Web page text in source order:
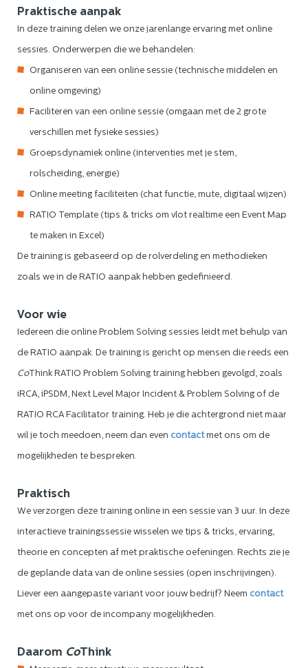
Praktische aanpak
In deze training delen we onze jarenlange ervaring met online
sessies. Onderwerpen die we behandelen:
Organiseren van een online sessie (technische middelen en
online omgeving)
Faciliteren van een online sessie (omgaan met de 2 grote
verschillen met fysieke sessies)
Groepsdynamiek online (interventies met je stem,
rolscheiding, energie)
Online meeting faciliteiten (chat functie, mute, digitaal wijzen)
RATIO Template (tips & tricks om vlot realtime een Event Map
te maken in Excel)
De training is gebaseerd op de rolverdeling en methodieken
zoals we in de RATIO aanpak hebben gedefinieerd.
Voor wie
Iedereen die online Problem Solving sessies leidt met behulp van
de RATIO aanpak. De training is gericht op mensen die reeds een
CoThink RATIO Problem Solving training hebben gevolgd, zoals
iRCA, iPSDM, Next Level Major Incident & Problem Solving of de
RATIO RCA Facilitator training. Heb je die achtergrond niet maar
wil je toch meedoen, neem dan even contactmet ons om de
mogelijkheden te bespreken.
Praktisch
We verzorgen deze training online in een sessie van 3 uur. In deze
interactieve trainingssessie wisselen we tips & tricks, ervaring,
theorie en concepten af met praktische oefeningen. Rechts zie je
de geplande data van de online sessies (open inschrijvingen).
Liever een aangepaste variant voor jouw bedrijf? Neem contact
met ons op voor de incompany mogelijkheden.
Daarom CoThink